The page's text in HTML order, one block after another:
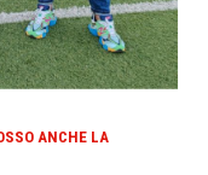
ANCHE LA